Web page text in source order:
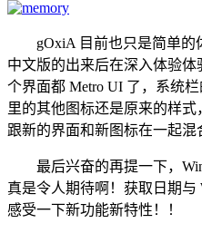
gOxiA 目前也只是简单的
中文版的出来后在深入体验
个界面都 Metro UI 了，系统
里的其他图标还是原来的样
跟新的界面和新图标在一
最后兴奋的再提一下，
真是令人期待啊！获取日期与
感受一下新功能新特性！！